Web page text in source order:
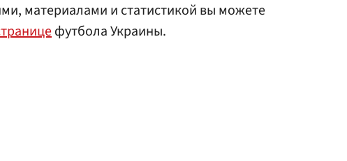
материалами и статистикой вы можете
футбола Украины.